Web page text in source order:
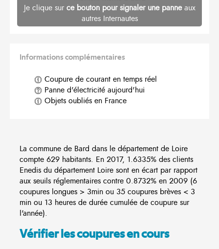
Je clique sur ce bouton pour signaler une panneaux
autres Internautes
Informations complémentaires
Coupure de courant en temps réel
Panne d'électricité aujourd'hui
Objets oubliés en France
La commune de Bard dans le département de Loire
compte 629 habitants. En 2017, 1.6335% des clients
Enedis du département Loire sont en écart par rapport
aux seuils réglementaires contre 0.8732% en 2009 (6
coupures longues > 3min ou 35 coupures brèves < 3
min ou 13 heures de durée cumulée de coupure sur
l'année).
Vérifier les coupures en cours